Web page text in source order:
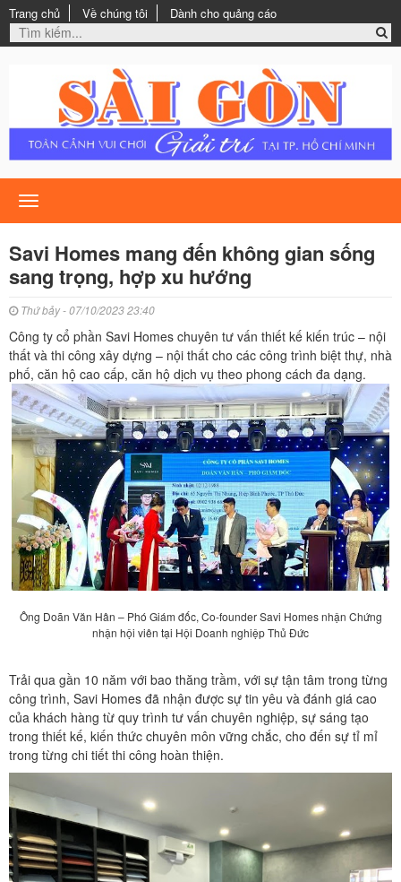
Trang chủ Về chúng tôi Dành cho quảng cáo
Toggle
navigation
Savi Homes mang đến không gian sống
sang trọng, hợp xu hướng
Thứ bảy - 07/10/2023 23:40
Công ty cổ phần Savi Homes chuyên tư vấn thiết kế kiến trúc – nội
thất và thi công xây dựng – nội thất cho các công trình biệt thự, nhà
phố, căn hộ cao cấp, căn hộ dịch vụ theo phong cách đa dạng.
Ông Doãn Văn Hân – Phó Giám đốc, Co-founder Savi Homes nhận Chứng
nhận hội viên tại Hội Doanh nghiệp Thủ Đức
Trải qua gần 10 năm với bao thăng trầm, với sự tận tâm trong từng
công trình, Savi Homes đã nhận được sự tin yêu và đánh giá cao
của khách hàng từ quy trình tư vấn chuyên nghiệp, sự sáng tạo
trong thiết kế, kiến thức chuyên môn vững chắc, cho đến sự tỉ mỉ
trong từng chi tiết thi công hoàn thiện.